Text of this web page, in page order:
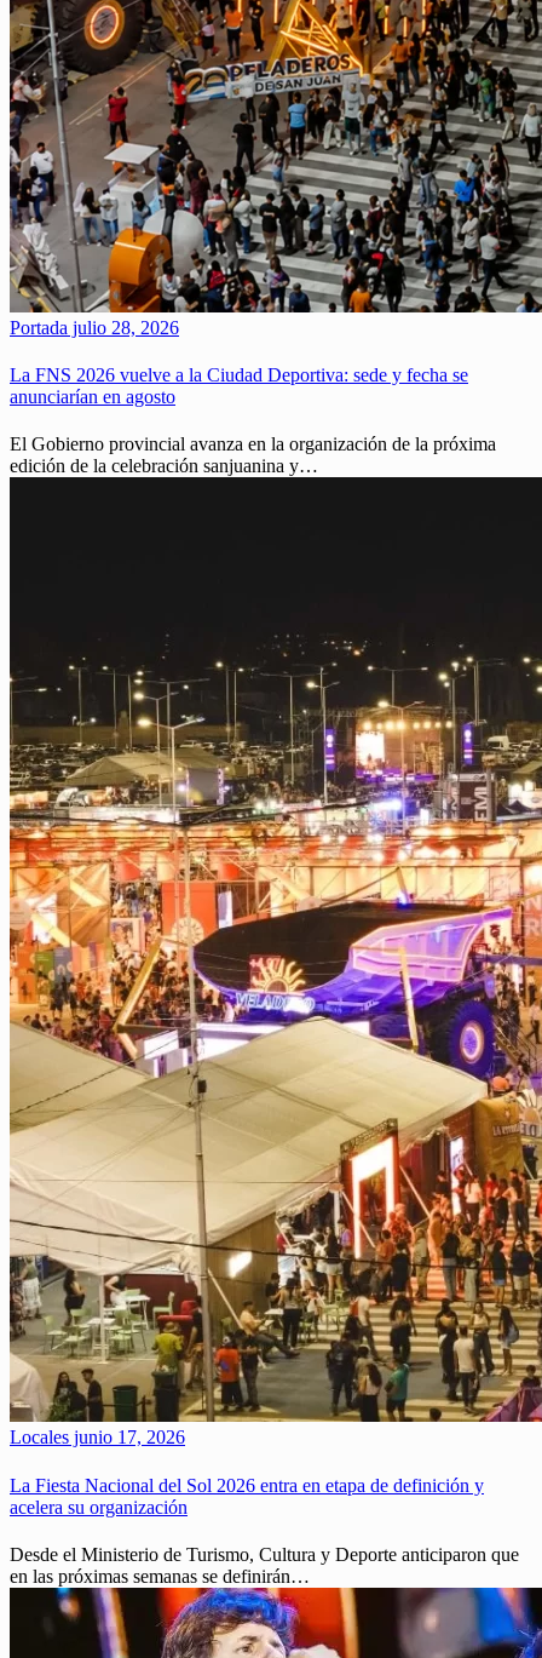
Portada julio 28, 2026
La FNS 2026 vuelve a la Ciudad Deportiva: sede y fecha se
anunciarían en agosto
El Gobierno provincial avanza en la organización de la próxima
edición de la celebración sanjuanina y…
Locales junio 17, 2026
La Fiesta Nacional del Sol 2026 entra en etapa de definición y
acelera su organización
Desde el Ministerio de Turismo, Cultura y Deporte anticiparon que
en las próximas semanas se definirán…